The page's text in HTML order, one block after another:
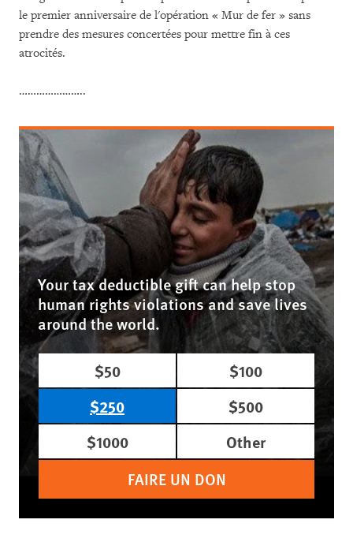
le premier anniversaire de l'opération « Mur de fer » sans
prendre des mesures concertées pour mettre fin à ces
atrocités.
…………………..
Your tax deductible gift can help stop
human rights violations and save lives
around the world.
$50
$100
$250
$500
$1000
Other
FAIRE UN DON